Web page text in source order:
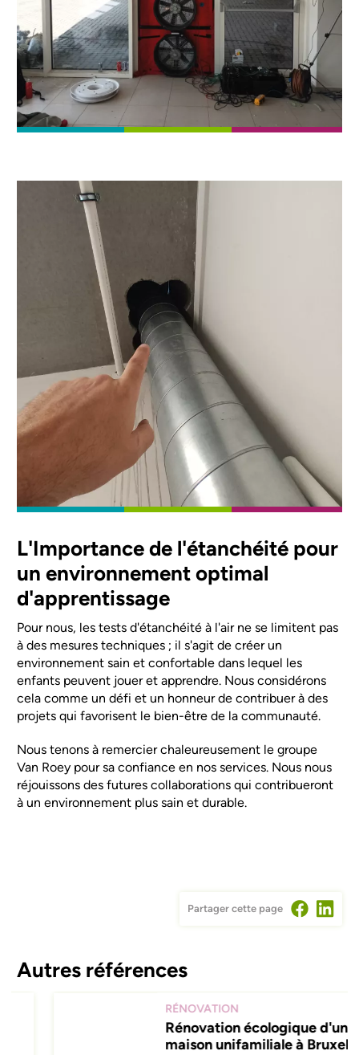
L'Importance de l'étanchéité pour
un environnement optimal
d'apprentissage
Pour nous, les tests d'étanchéité à l'air ne se limitent pas
à des mesures techniques ; il s'agit de créer un
environnement sain et confortable dans lequel les
enfants peuvent jouer et apprendre. Nous considérons
cela comme un défi et un honneur de contribuer à des
projets qui favorisent le bien-être de la communauté.
Nous tenons à remercier chaleureusement le groupe
Van Roey pour sa confiance en nos services. Nous nous
réjouissons des futures collaborations qui contribueront
à un environnement plus sain et durable.
Partager cette page
Autres références
RÉNOVATION
Rénovation écologique d'une
maison unifamiliale à Bruxelles